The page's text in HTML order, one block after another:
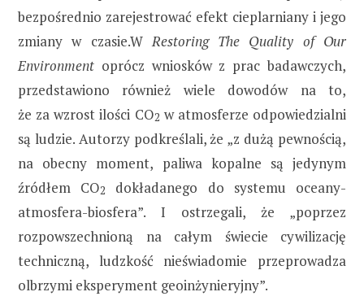
bezpośrednio zarejestrować efekt cieplarniany i jego
zmiany w czasie.WRestoring The Quality of Our
Environment oprócz wniosków z prac badawczych,
przedstawiono również wiele dowodów na to,
że za wzrost ilości CO2 w atmosferze odpowiedzialni
są ludzie. Autorzy podkreślali, że „z dużą pewnością,
na obecny moment, paliwa kopalne są jedynym
źródłem CO2
dokładanego do systemu oceany-
atmosfera-biosfera”. I ostrzegali, że „poprzez
rozpowszechnioną na całym świecie cywilizację
techniczną, ludzkość nieświadomie przeprowadza
olbrzymi eksperyment geoinżynieryjny”.